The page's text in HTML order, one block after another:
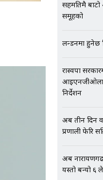
सहमतिमै बाटो
समूहको
लन्डनमा हुनेछ
रास्वपा
निर्देशन
अब तीन दिन
प्रणाली फेरि
अब
यस्तो बन्यो ६